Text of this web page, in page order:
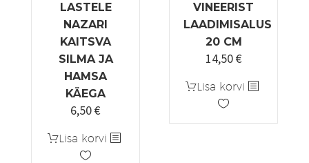
LASTELE
NAZARI
KAITSVA
SILMA JA
HAMSA
KÄEGA
6,50€
Lisa korvi
VINEERIST
LAADIMISALUS
20 CM
14,50€
Lisa korvi